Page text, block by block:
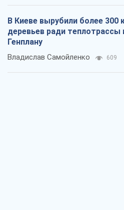
В Киеве вырубили более 300
деревьев ради теплотрассы
Генплану
Владислав Самойленко 609